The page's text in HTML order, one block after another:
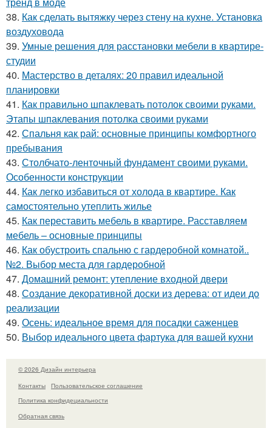
38. Как сделать вытяжку через стену на кухне. Установка
воздуховода
39. Умные решения для расстановки мебели в квартире-
студии
40. Мастерство в деталях: 20 правил идеальной
планировки
41. Как правильно шпаклевать потолок своими руками.
Этапы шпаклевания потолка своими руками
42. Спальня как рай: основные принципы комфортного
пребывания
43. Столбчато-ленточный фундамент своими руками.
Особенности конструкции
44. Как легко избавиться от холода в квартире. Как
самостоятельно утеплить жилье
45. Как переставить мебель в квартире. Расставляем
мебель – основные принципы
46. Как обустроить спальню с гардеробной комнатой..
№2. Выбор места для гардеробной
47. Домашний ремонт: утепление входной двери
48. Создание декоративной доски из дерева: от идеи до
реализации
49. Осень: идеальное время для посадки саженцев
50. Выбор идеального цвета фартука для вашей кухни
© 2026 Дизайн интерьера
Контакты
Пользовательское соглашение
Политика конфидециальности
Обратная связь